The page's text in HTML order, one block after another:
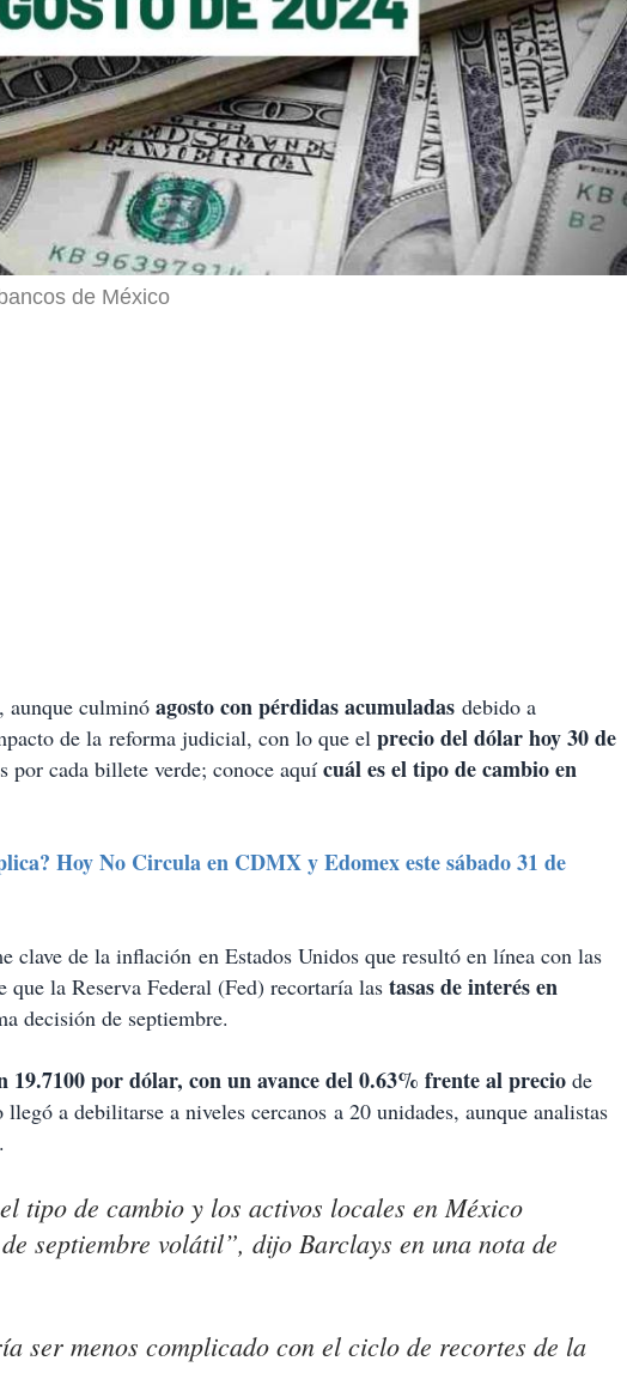
de México
aunque culminó agosto con pérdidas acumuladas debido a
de la reforma judicial, con lo que el precio del dólar hoy 30 de
por cada billete verde; conoce aquí cuál es el tipo de cambio en
Hoy No Circula en CDMX y Edomex este sábado 31 de
clave de la inflación en Estados Unidos que resultó en línea con las
la Reserva Federal (Fed) recortaría las tasas de interés en
decisión de septiembre.
por dólar, con un avance del 0.63% frente al precio de
a debilitarse a niveles cercanos a 20 unidades, aunque analistas
tipo de cambio y los activos locales en México
septiembre volátil”, dijo Barclays en una nota de
ser menos complicado con el ciclo de recortes de la